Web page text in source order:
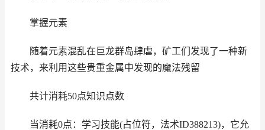
掌握元素
随着元素混乱在巨龙群岛肆虐，矿工们发现了一种新
技术，来利用这些贵重金属中发现的魔法残留
共计消耗50点知识点数
当消耗0点：学习技能(占位符，法术ID388213)，它允